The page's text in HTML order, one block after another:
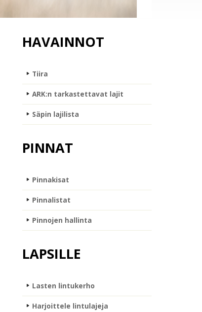
HAVAINNOT
Tiira
ARK:n tarkastettavat lajit
Säpin lajilista
PINNAT
Pinnakisat
Pinnalistat
Pinnojen hallinta
LAPSILLE
Lasten lintukerho
Harjoittele lintulajeja